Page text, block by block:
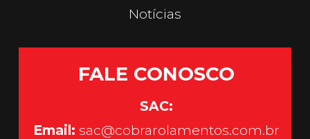
Notícias
FALE CONOSCO
SAC:
Email: sac@cobrarolamentos.com.br